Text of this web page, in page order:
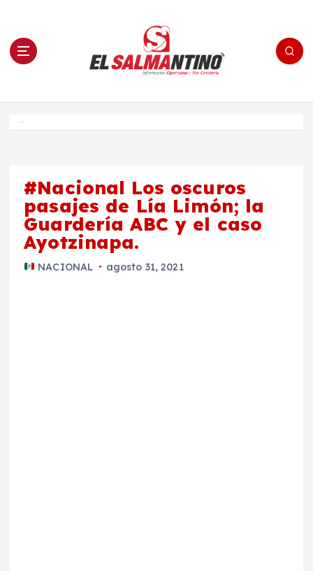
n El Salmantino - medios/noticias/editorial
#Nacional Los oscuros
pasajes de Lía Limón; la
Guardería ABC y el caso
Ayotzinapa.
NACIONAL agosto 31, 2021